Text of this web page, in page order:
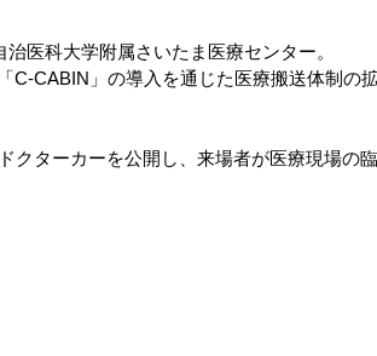
医科大学附属さいたま医療センター。
CABIN」の導入を通じた医療搬送体制の
ターカーを公開し、来場者が医療現場の